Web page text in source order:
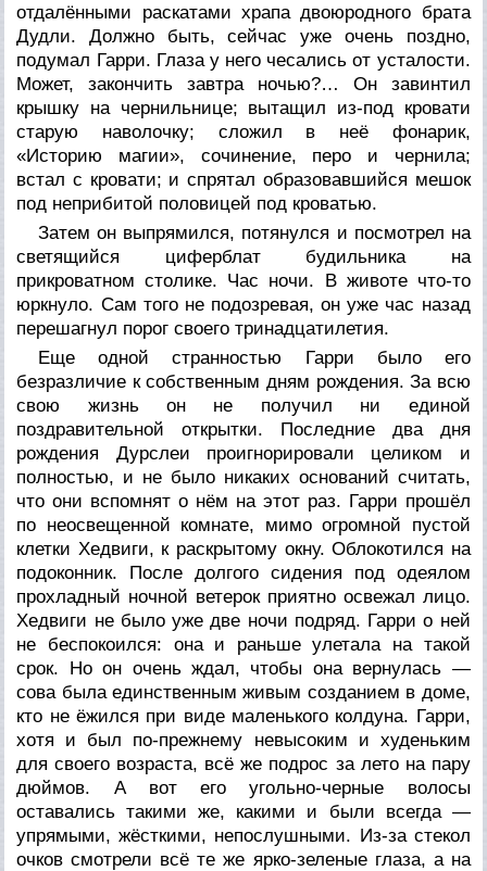
отдалёнными раскатами храпа двоюродного брата
Дудли. Должно быть, сейчас уже очень поздно,
подумал Гарри. Глаза у него чесались от усталости.
Может, закончить завтра ночью?… Он завинтил
крышку на чернильнице; вытащил из-под кровати
старую наволочку; сложил в неё фонарик,
«Историю магии», сочинение, перо и чернила;
встал с кровати; и спрятал образовавшийся мешок
под неприбитой половицей под кроватью.
Затем он выпрямился, потянулся и посмотрел на
светящийся циферблат будильника на
прикроватном столике. Час ночи. В животе что-то
юркнуло. Сам того не подозревая, он уже час назад
перешагнул порог своего тринадцатилетия.
Еще одной странностью Гарри было его
безразличие к собственным дням рождения. За всю
свою жизнь он не получил ни единой
поздравительной открытки. Последние два дня
рождения Дурслеи проигнорировали целиком и
полностью, и не было никаких оснований считать,
что они вспомнят о нём на этот раз. Гарри прошёл
по неосвещенной комнате, мимо огромной пустой
клетки Хедвиги, к раскрытому окну. Облокотился на
подоконник. После долгого сидения под одеялом
прохладный ночной ветерок приятно освежал лицо.
Хедвиги не было уже две ночи подряд. Гарри о ней
не беспокоился: она и раньше улетала на такой
срок. Но он очень ждал, чтобы она вернулась —
сова была единственным живым созданием в доме,
кто не ёжился при виде маленького колдуна. Гарри,
хотя и был по-прежнему невысоким и худеньким
для своего возраста, всё же подрос за лето на пару
дюймов. А вот его угольно-черные волосы
оставались такими же, какими и были всегда —
упрямыми, жёсткими, непослушными. Из-за стекол
очков смотрели всё те же ярко-зеленые глаза, а на